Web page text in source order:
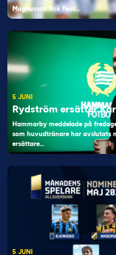
Magnusson fick flest…
5 JUNI
Rydström ersätter
Hammarby meddelade på
som huvudtränare har avslutats
ersättare…
5 JUNI